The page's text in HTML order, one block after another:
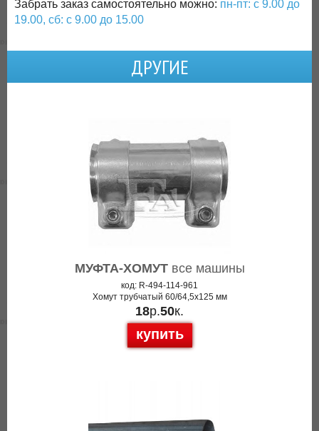
Забрать заказ самостоятельно можно: пн-пт: с 9.00 до
19.00, сб: с 9.00 до 15.00
ДРУГИЕ
МУФТА-ХОМУТвсе машины
код: R-494-114-961
Хомут трубчатый 60/64,5x125 мм
18р.50к.
купить